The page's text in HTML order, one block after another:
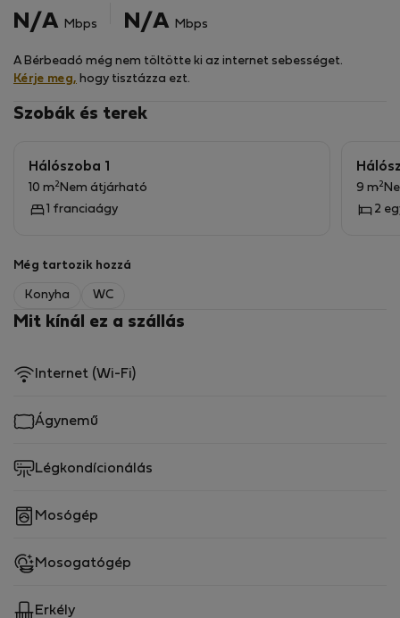
N/A Mbps N/A Mbps
A Bérbeadó még nem töltötte ki az internet sebességet.
Kérje meg, hogy tisztázza ezt.
Szobák és terek
Hálószoba 1
10 m2 Nem átjárható
1 franciaágy
9 m2
2
Még tartozik hozzá
Konyha WC
Mit kínál ez a szállás
Internet (Wi-Fi)
Ágynemű
Légkondícionálás
Mosógép
Mosogatógép
Erkély